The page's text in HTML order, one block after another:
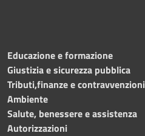
Educazione e formazione
Giustizia e sicurezza pubblica
Tributi,finanze e contravvenzioni
Ambiente
Salute, benessere e assistenza
Autorizzazioni